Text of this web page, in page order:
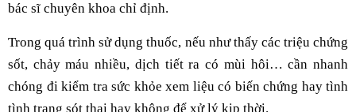
bác sĩ chuyên khoa chỉ định.
Trong quá trình sử dụng thuốc, nếu như thấy các triệu chứng
sốt, chảy máu nhiều, dịch tiết ra có mùi hôi… cần nhanh
chóng đi kiểm tra sức khỏe xem liệu có biến chứng hay tình
tình trạng sót thai hay không để xử lý kịp thời.